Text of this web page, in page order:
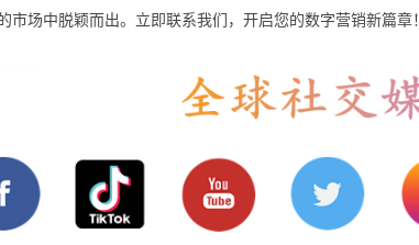
市场中脱颖而出。立即联系我们，开启您的数字营销新篇章！